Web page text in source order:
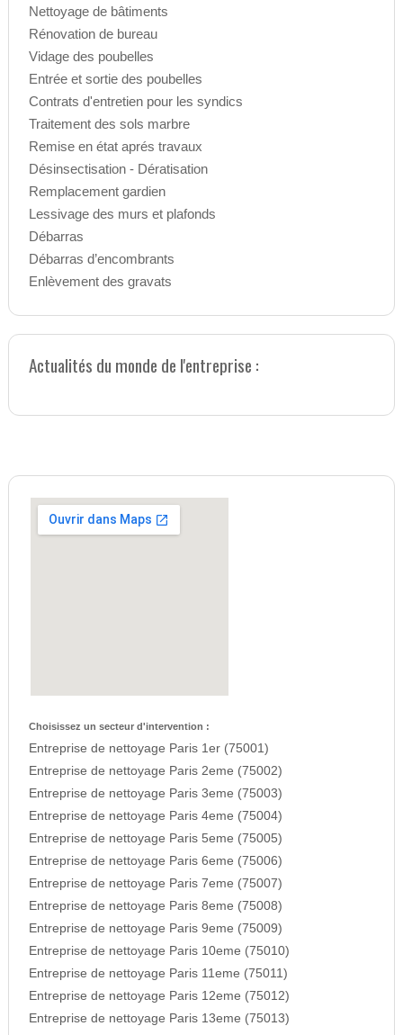
Nettoyage de bâtiments
Rénovation de bureau
Vidage des poubelles
Entrée et sortie des poubelles
Contrats d'entretien pour les syndics
Traitement des sols marbre
Remise en état aprés travaux
Désinsectisation - Dératisation
Remplacement gardien
Lessivage des murs et plafonds
Débarras
Débarras d’encombrants
Enlèvement des gravats
Actualités du monde de l'entreprise :
Choisissez un secteur d'intervention :
Entreprise de nettoyage Paris 1er (75001)
Entreprise de nettoyage Paris 2eme (75002)
Entreprise de nettoyage Paris 3eme (75003)
Entreprise de nettoyage Paris 4eme (75004)
Entreprise de nettoyage Paris 5eme (75005)
Entreprise de nettoyage Paris 6eme (75006)
Entreprise de nettoyage Paris 7eme (75007)
Entreprise de nettoyage Paris 8eme (75008)
Entreprise de nettoyage Paris 9eme (75009)
Entreprise de nettoyage Paris 10eme (75010)
Entreprise de nettoyage Paris 11eme (75011)
Entreprise de nettoyage Paris 12eme (75012)
Entreprise de nettoyage Paris 13eme (75013)